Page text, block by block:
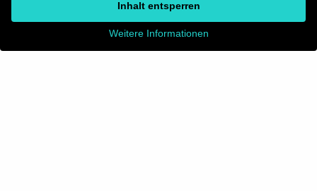
Inhalt entsperren
Weitere Informationen